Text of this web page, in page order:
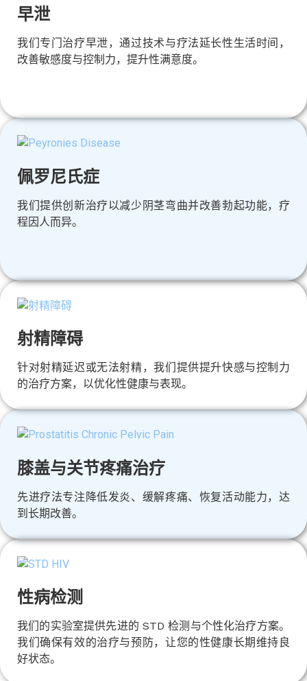
早泄
我们专门治疗早泄，通过技术与疗法延长性生活时间，
改善敏感度与控制力，提升性满意度。
佩罗尼氏症
我们提供创新治疗以减少阴茎弯曲并改善勃起功能，疗
程因人而异。
射精障碍
针对射精延迟或无法射精，我们提供提升快感与控制力
的治疗方案，以优化性健康与表现。
膝盖与关节疼痛治疗
先进疗法专注降低发炎、缓解疼痛、恢复活动能力，达
到长期改善。
性病检测
我们的实验室提供先进的 STD 检测与个性化治疗方案。
我们确保有效的治疗与预防，让您的性健康长期维持良
好状态。